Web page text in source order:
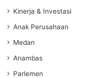
Kinerja & Investasi
Anak Perusahaan
Medan
Anambas
Parlemen